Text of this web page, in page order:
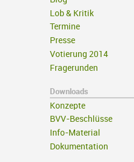
Lob & Kritik
Termine
Presse
Votierung 2014
Fragerunden
Downloads
Konzepte
BVV-Beschlüsse
Info-Material
Dokumentation